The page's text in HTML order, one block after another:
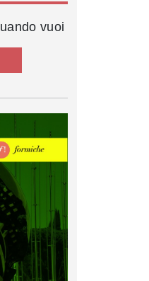
vuoi